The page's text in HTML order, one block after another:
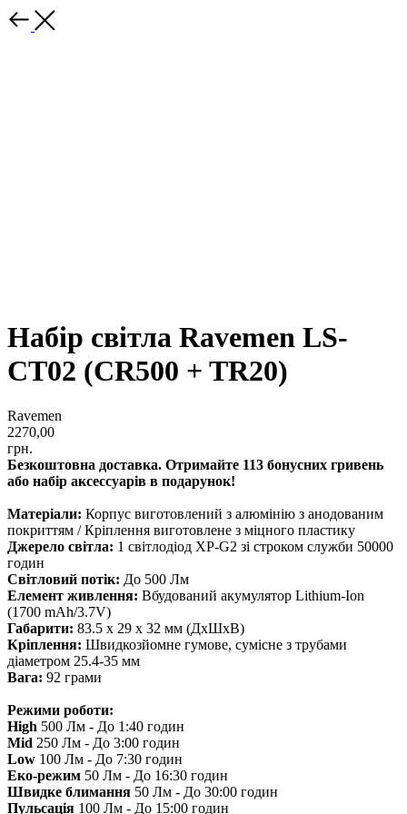
Набір світла Ravemen LS-
CT02 (CR500 + TR20)
Ravemen
2270,00
грн.
Безкоштовна доставка. Отримайте 113 бонусних гривень
або набір аксессуарів в подарунок!
Матеріали: Корпус виготовлений з алюмінію з анодованим
покриттям / Кріплення виготовлене з міцного пластику
Джерело світла: 1 світлодіод XP-G2 зі строком служби 50000
годин
Світловий потік: До 500 Лм
Елемент живлення: Вбудований акумулятор Lithium-Ion
(1700 mAh/3.7V)
Габарити: 83.5 x 29 x 32 мм (ДхШхВ)
Кріплення: Швидкозйомне гумове, сумісне з трубами
діаметром 25.4-35 мм
Вага: 92 грами
Режими роботи:
High 500 Лм - До 1:40 годин
Mid 250 Лм - До 3:00 годин
Low 100 Лм - До 7:30 годин
Еко-режим 50 Лм - До 16:30 годин
Швидке блимання 50 Лм - До 30:00 годин
Пульсація 100 Лм - До 15:00 годин